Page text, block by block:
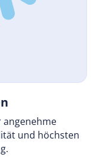
angenehme
und höchsten